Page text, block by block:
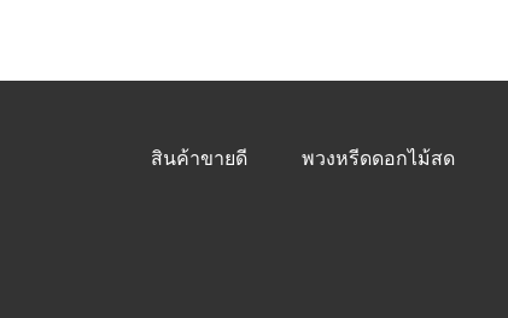
สินค้าขายดี พวงหรีดดอกไม้สด